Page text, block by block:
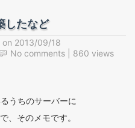
したなど
on 2013/09/18
No comments | 860 views
うちのサーバーに
、そのメモです。